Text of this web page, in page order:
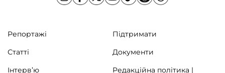
Репортажі
Статті
Інтерв’ю
Підтримати
Документи
Редакційна політика |